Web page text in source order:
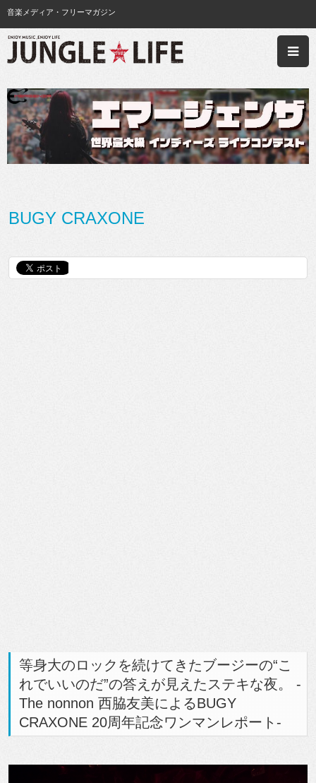
音楽メディア・フリーマガジン
BUGY CRAXONE
等身大のロックを続けてきたブージーの“こ
れでいいのだ”の答えが見えたステキな夜。 -
The nonnon 西脇友美によるBUGY
CRAXONE 20周年記念ワンマンレポート-